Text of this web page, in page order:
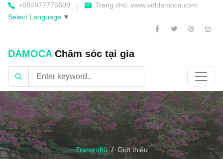
+084977775609 |
Trang chủ: www.vdldamoca.com
Select Language ▼
DAMOCA Chăm sóc tại gia
Trang chủ Giới thiệu